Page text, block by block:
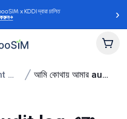
x KDDI দ্বারা চালিত
→ ›
আপনার Account Manage করা আমি কোথায় আমার audit log এবং email log দেখতে পারি?